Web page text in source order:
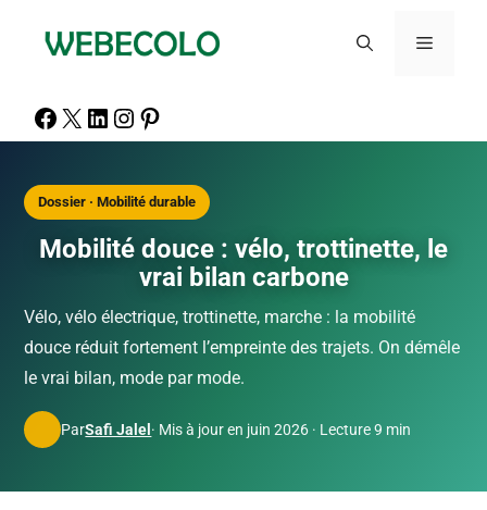
Dossier · Mobilité durable
Mobilité douce : vélo, trottinette, le
vrai bilan carbone
Vélo, vélo électrique, trottinette, marche : la mobilité
douce réduit fortement l’empreinte des trajets. On démêle
le vrai bilan, mode par mode.
ParSafi Jalel· Mis à jour en juin 2026 · Lecture 9 min